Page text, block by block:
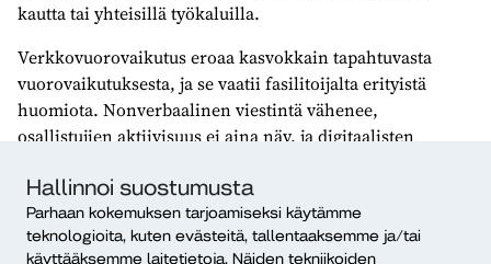
Hallinnoi suostumusta
Parhaan kokemuksen tarjoamiseksi käytämme
teknologioita, kuten evästeitä, tallentaaksemme ja/tai
käyttääksemme laitetietoja. Näiden tekniikoiden
kautta tai yhteisillä työkaluilla.
Verkkovuorovaikutus eroaa kasvokkain tapahtuvasta
vuorovaikutuksesta, ja se vaatii fasilitoijalta erityistä
huomiota. Nonverbaalinen viestintä vähenee,
osallistujien aktiivisuus ei aina näy, ja digitaalisten
Hyvä fasilitoija rakentaa selkeät rakenteet, aikataulut ja
pelisäännöt, aktivoi osallistujat eri kanavien kautta ja luo
läsnäolon tunnetta esimerkiksi virittäytymis- ja